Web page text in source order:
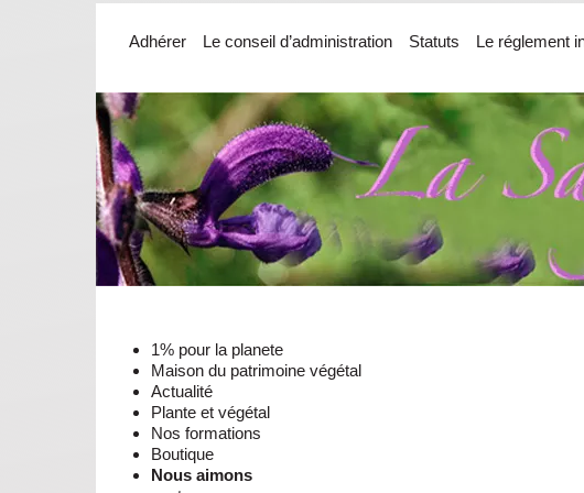
Adhérer Le conseil d’administration Statuts Le réglement
1% pour la planete
Maison du patrimoine végétal
Actualité
Plante et végétal
Nos formations
Boutique
Nous aimons